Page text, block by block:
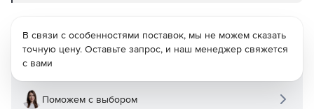
В связи с особенностями поставок, мы не можем сказать
точную цену. Оставьте запрос, и наш менеджер свяжется
с вами
Поможем с выбором